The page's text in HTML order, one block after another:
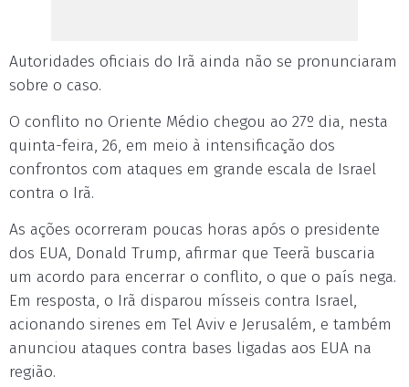
Autoridades oficiais do Irã ainda não se pronunciaram
sobre o caso.
O conflito no Oriente Médio chegou ao 27º dia, nesta
quinta-feira, 26, em meio à intensificação dos
confrontos com ataques em grande escala de Israel
contra o Irã.
As ações ocorreram poucas horas após o presidente
dos EUA, Donald Trump, afirmar que Teerã buscaria
um acordo para encerrar o conflito, o que o país nega.
Em resposta, o Irã disparou mísseis contra Israel,
acionando sirenes em Tel Aviv e Jerusalém, e também
anunciou ataques contra bases ligadas aos EUA na
região.